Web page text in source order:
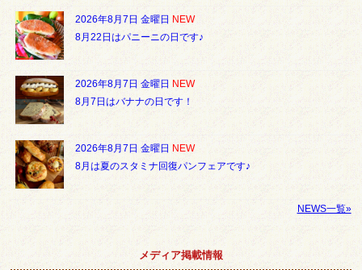
2026年8月7日 金曜日 NEW
8月22日はパニーニの日です♪
2026年8月7日 金曜日 NEW
8月7日はバナナの日です！
2026年8月7日 金曜日 NEW
8月は夏のスタミナ回復パンフェアです♪
NEWS一覧»
メディア掲載情報